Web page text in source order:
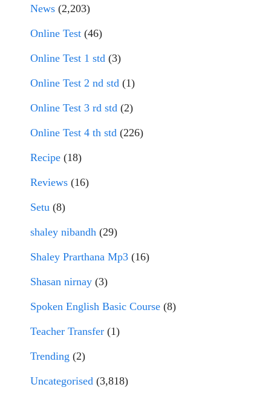
News (2,203)
Online Test (46)
Online Test 1 std (3)
Online Test 2 nd std (1)
Online Test 3 rd std (2)
Online Test 4 th std (226)
Recipe (18)
Reviews (16)
Setu (8)
shaley nibandh (29)
Shaley Prarthana Mp3 (16)
Shasan nirnay (3)
Spoken English Basic Course (8)
Teacher Transfer (1)
Trending (2)
Uncategorised (3,818)